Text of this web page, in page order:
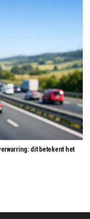
dit betekent het